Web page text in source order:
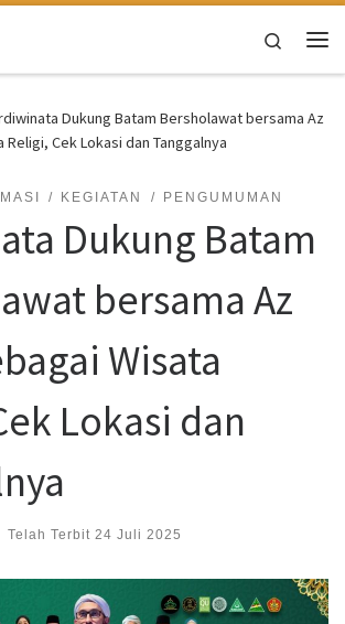
Search
Dukung Batam Bersholawat bersama Az
Religi, Cek Lokasi dan Tanggalnya
KEGIATAN PENGUMUMAN
Dukung Batam
bersama Az
Wisata
Lokasi dan
Telah Terbit 24 Juli 2025